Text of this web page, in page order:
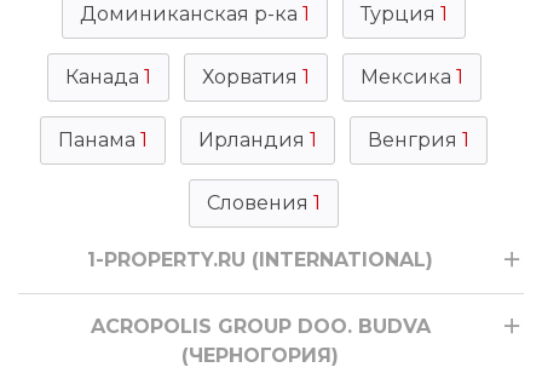
Доминиканская р-ка 1 Турция 1
Канада 1 Хорватия 1 Мексика 1
Панама 1 Ирландия 1 Венгрия 1
Словения 1
1-PROPERTY.RU (INTERNATIONAL)
ACROPOLIS GROUP DOO. BUDVA
(ЧЕРНОГОРИЯ)